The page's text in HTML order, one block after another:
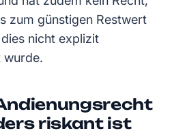
zum günstigen Restwert
nicht explizit
wurde.
riskant ist